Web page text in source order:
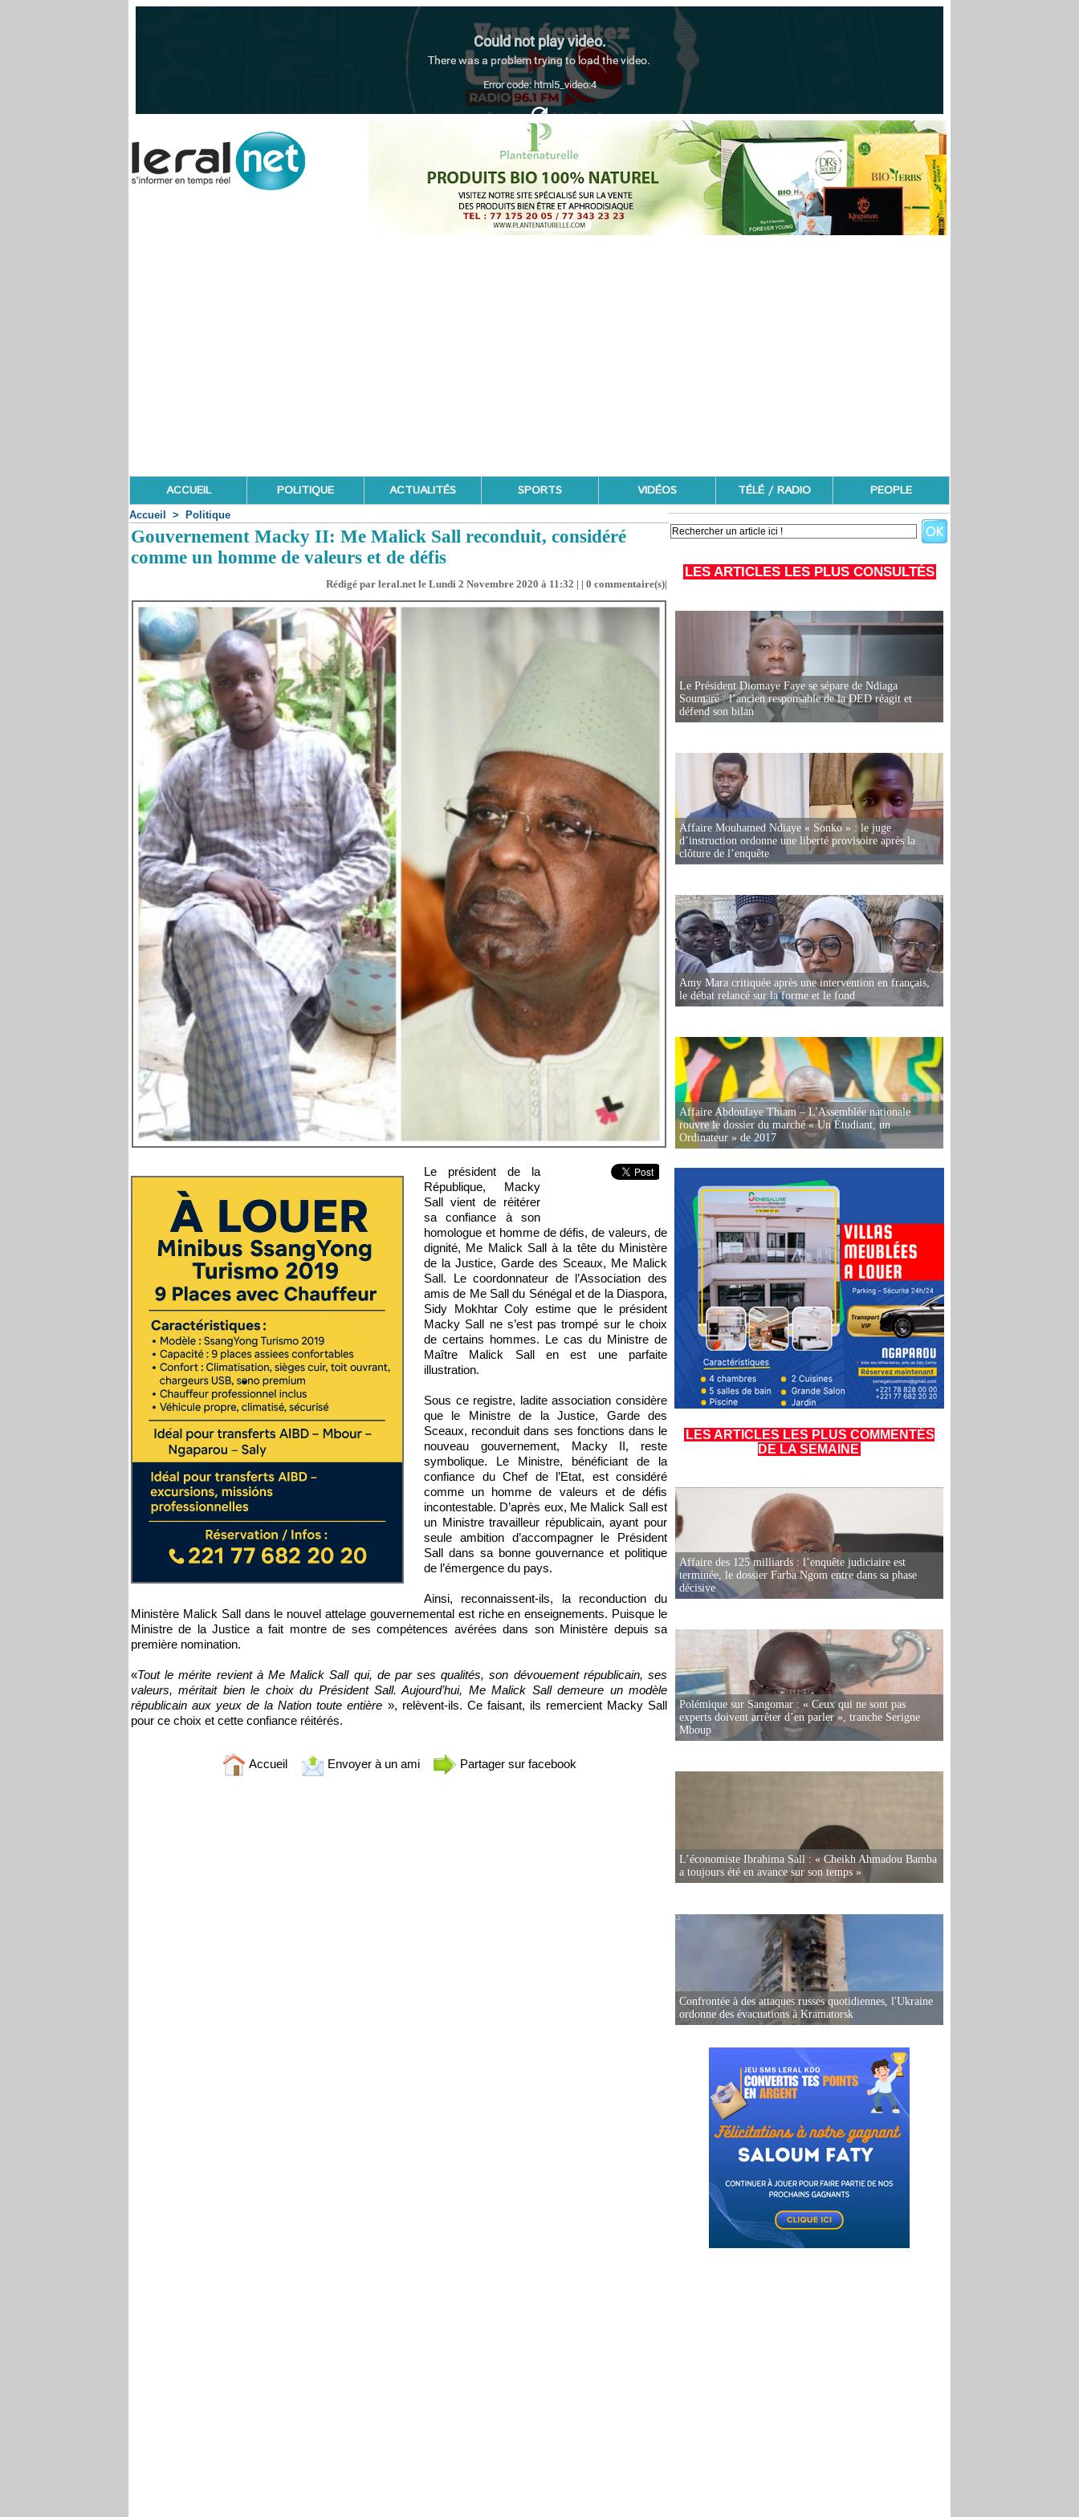
ACCUEIL POLITIQUE ACTUALITÉS SPORTS VIDÉOS TÉLÉ / RADIO PEOPLE
Accueil > Politique
Gouvernement Macky II: Me Malick Sall reconduit, considéré
comme un homme de valeurs et de défis
Rédigé par leral.net le Lundi 2 Novembre 2020 à 11:32 | | 0 commentaire(s)|
Le président de la
République, Macky
Sall vient de réitérer
sa confiance à son
homologue et homme de défis, de valeurs, de
dignité, Me Malick Sall à la tête du Ministère
de la Justice, Garde des Sceaux, Me Malick
Sall. Le coordonnateur de l’Association des
amis de Me Sall du Sénégal et de la Diaspora,
Sidy Mokhtar Coly estime que le président
Macky Sall ne s’est pas trompé sur le choix
de certains hommes. Le cas du Ministre de
Maître Malick Sall en est une parfaite
illustration.
Sous ce registre, ladite association considère
que le Ministre de la Justice, Garde des
Sceaux, reconduit dans ses fonctions dans le
nouveau gouvernement, Macky II, reste
symbolique. Le Ministre, bénéficiant de la
confiance du Chef de l’Etat, est considéré
comme un homme de valeurs et de défis
incontestable. D’après eux, Me Malick Sall est
un Ministre travailleur républicain, ayant pour
seule ambition d’accompagner le Président
Sall dans sa bonne gouvernance et politique
de l’émergence du pays.
Ainsi, reconnaissent-ils, la reconduction du
Ministère Malick Sall dans le nouvel attelage gouvernemental est riche en enseignements. Puisque le
Ministre de la Justice a fait montre de ses compétences avérées dans son Ministère depuis sa
première nomination.
«Tout le mérite revient à Me Malick Sall qui, de par ses qualités, son dévouement républicain, ses
valeurs, méritait bien le choix du Président Sall. Aujourd’hui, Me Malick Sall demeure un modèle
républicain aux yeux de la Nation toute entière », relèvent-ils. Ce faisant, ils remercient Macky Sall
pour ce choix et cette confiance réitérés.
Accueil Envoyer à un ami Partager sur facebook
LES ARTICLES LES PLUS CONSULTÉS
Le Président Diomaye Faye se sépare de Ndiaga
Soumaré : l’ancien responsable de la DED réagit et
défend son bilan
Affaire Mouhamed Ndiaye « Sonko » : le juge
d’instruction ordonne une liberté provisoire après la
clôture de l’enquête
Amy Mara critiquée après une intervention en français,
le débat relancé sur la forme et le fond
Affaire Abdoulaye Thiam – L'Assemblée nationale
rouvre le dossier du marché « Un Étudiant, un
Ordinateur » de 2017
LES ARTICLES LES PLUS COMMENTÉS
DE LA SEMAINE
Affaire des 125 milliards : l’enquête judiciaire est
terminée, le dossier Farba Ngom entre dans sa phase
décisive
Polémique sur Sangomar : « Ceux qui ne sont pas
experts doivent arrêter d’en parler », tranche Serigne
Mboup
L’économiste Ibrahima Sall : « Cheikh Ahmadou Bamba
a toujours été en avance sur son temps »
Confrontée à des attaques russes quotidiennes, l'Ukraine
ordonne des évacuations à Kramatorsk